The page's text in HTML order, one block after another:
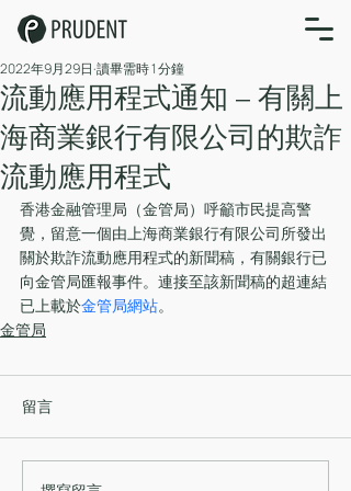
流動應用程式通知 – 有關上
海商業銀行有限公司的欺詐
流動應用程式
2022年9月29日 讀畢需時 1 分鐘
香港金融管理局（金管局）呼籲市民提高警
覺，留意一個由上海商業銀行有限公司所發出
關於欺詐流動應用程式的新聞稿，有關銀行已
向金管局匯報事件。連接至該新聞稿的超連結
已上載於金管局網站。
金管局
留言